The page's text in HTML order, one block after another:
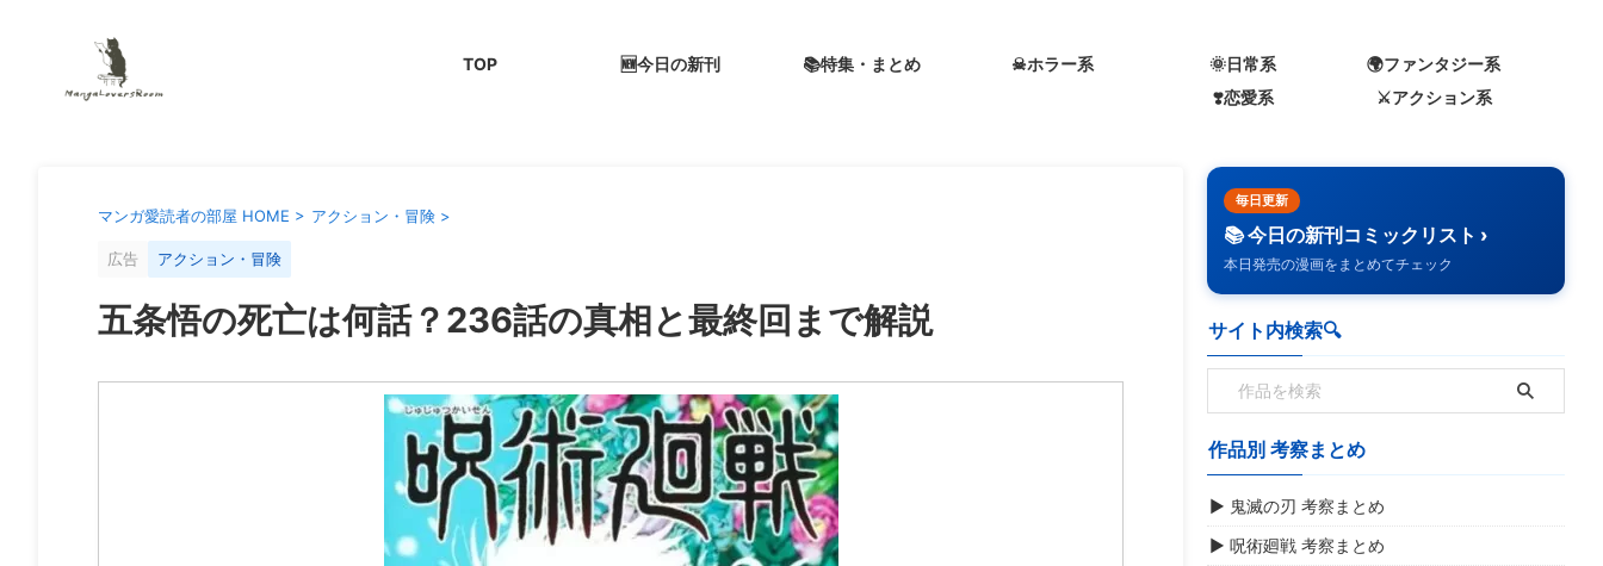
TOP 🆕今日の新刊 📚特集・まとめ ☠ホラー系 🌞日常系
🌍️ファンタジー系
❣️恋愛系
⚔️アクション系
マンガ愛読者の部屋 HOME > アクション・冒険 >
広告 アクション・冒険
五条悟の死亡は何話？236話の真相と最終回まで解説
毎日更新
📚 今日の新刊コミックリスト ›
本日発売の漫画をまとめてチェック
サイト内検索🔍️
作品別 考察まとめ
▶ 鬼滅の刃 考察まとめ
▶ 呪術廻戦 考察まとめ